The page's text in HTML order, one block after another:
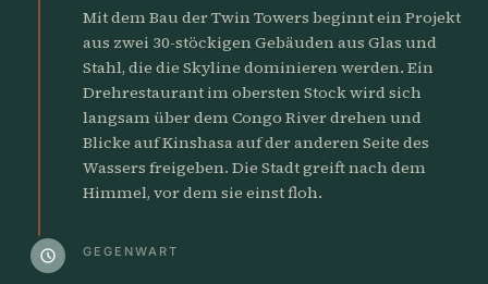
Mit dem Bau der Twin Towers beginnt ein Projekt
aus zwei 30-stöckigen Gebäuden aus Glas und
Stahl, die die Skyline dominieren werden. Ein
Drehrestaurant im obersten Stock wird sich
langsam über dem Congo River drehen und
Blicke auf Kinshasa auf der anderen Seite des
Wassers freigeben. Die Stadt greift nach dem
Himmel, vor dem sie einst floh.
schedule GEGENWART